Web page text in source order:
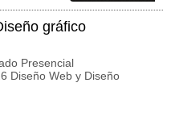
gráfico
Presencial
Diseño Web y Diseño